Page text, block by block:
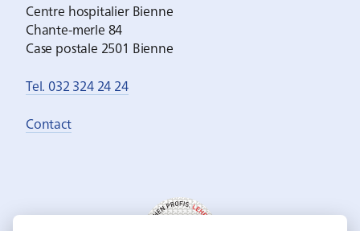
Centre hospitalier Bienne
Chante-merle 84
Case postale 2501 Bienne
Tel. 032 324 24 24
Contact